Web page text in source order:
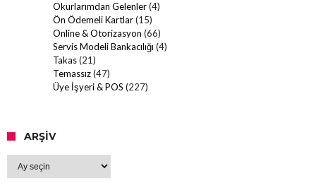
Okurlarımdan Gelenler(4)
Ön Ödemeli Kartlar(15)
Online & Otorizasyon (66)
Servis Modeli Bankacılığı (4)
Takas(21)
Temassız(47)
Üye İşyeri & POS (227)
ARŞIV
Arşiv